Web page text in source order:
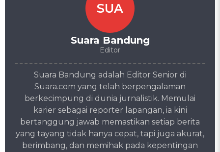
SUA
Suara Bandung
Editor
Suara Bandung adalah Editor Senior di
Suara.com yang telah berpengalaman
berkecimpung di dunia jurnalistik. Memulai
karier sebagai reporter lapangan, ia kini
bertanggung jawab memastikan setiap berita
yang tayang tidak hanya cepat, tapi juga akurat,
berimbang, dan memihak pada kepentingan